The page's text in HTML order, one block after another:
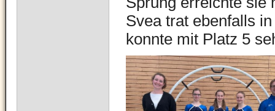
Svea trat ebenfalls
konnte mit Platz 5